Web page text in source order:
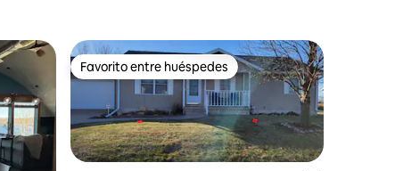
destacadosFavorito entre huéspedes
Favorito entre huéspedes